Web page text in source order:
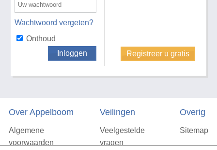
Wachtwoord vergeten?
Onthoud
Inloggen
Registreer u gratis
Over Appelboom
Algemene
voorwaarden
Veilingen
Veelgestelde
vragen
Overig
Sitemap